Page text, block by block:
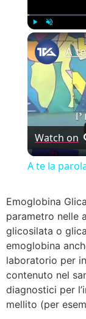
Unmute
Watch on
A te la
Emoglobina
parametro nelle
glicosilata o
emoglobina
laboratorio per
contenuto nel
diagnostici per
mellito (per